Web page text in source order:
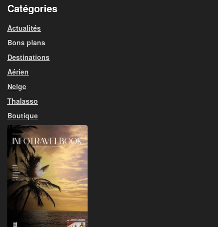
Catégories
Actualités
Bons plans
Destinations
Aérien
Neige
Thalasso
Boutique